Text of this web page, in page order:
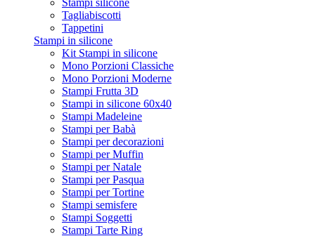
Stampi silicone
Tagliabiscotti
Tappetini
Stampi in silicone
Kit Stampi in silicone
Mono Porzioni Classiche
Mono Porzioni Moderne
Stampi Frutta 3D
Stampi in silicone 60x40
Stampi Madeleine
Stampi per Babà
Stampi per decorazioni
Stampi per Muffin
Stampi per Natale
Stampi per Pasqua
Stampi per Tortine
Stampi semisfere
Stampi Soggetti
Stampi Tarte Ring